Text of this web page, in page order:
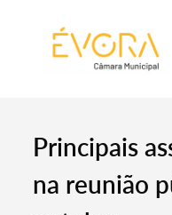
Principais
na reunião